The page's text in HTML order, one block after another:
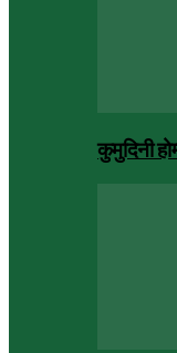
कुमुदिनी